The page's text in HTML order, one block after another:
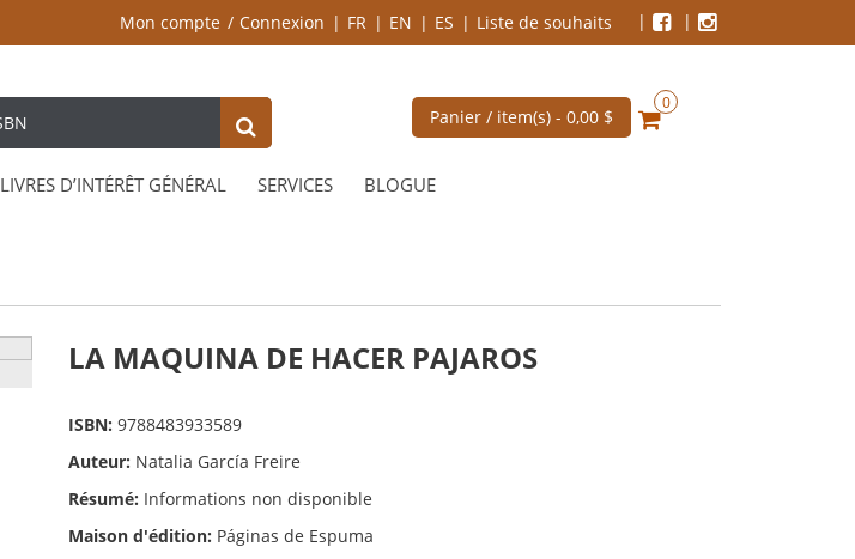
Mon compte Connexion FR EN ES Liste de souhaits
Panier / item(s) - 0,00 $
0
LIVRES D’INTÉRÊT GÉNÉRAL SERVICES BLOGUE
LA MAQUINA DE HACER PAJAROS
ISBN: 9788483933589
Auteur: Natalia García Freire
Résumé: Informations non disponible
Maison d'édition: Páginas de Espuma